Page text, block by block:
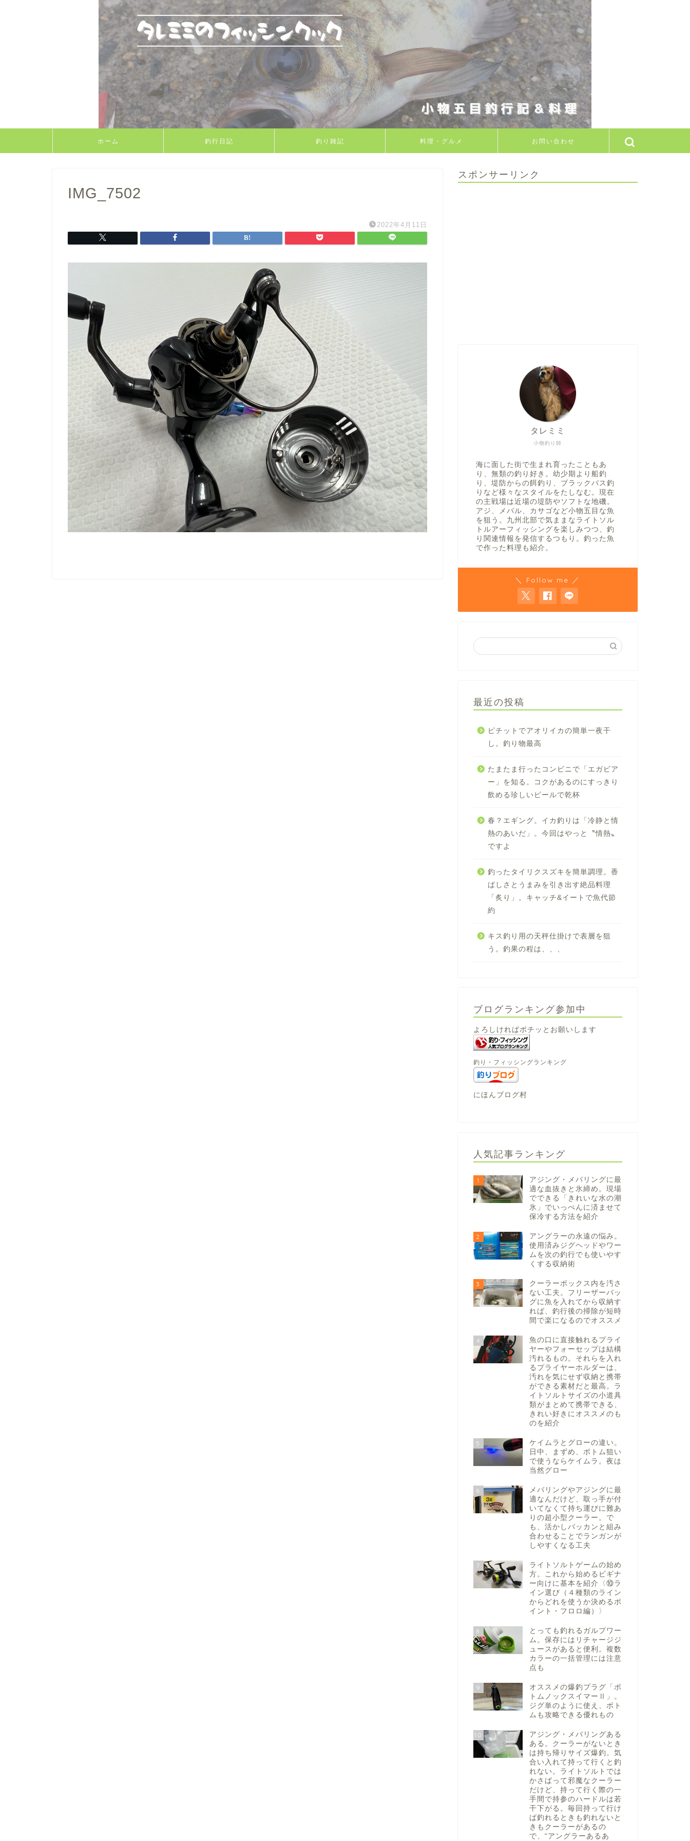
ホーム 釣行日記 釣り雑記 料理・グルメ お問い合わせ
IMG_7502
2022年4月11日
スポンサーリンク
小物釣り師
タレミミ
海に面した街で生まれ育ったこともあ
り、無類の釣り好き。幼少期より船釣
り、堤防からの餌釣り、ブラックバス釣
りなど様々なスタイルをたしなむ。現在
の主戦場は近場の堤防やソフトな地磯。
アジ、メバル、カサゴなど小物五目な魚
を狙う。九州北部で気ままなライトソル
トルアーフィッシングを楽しみつつ、釣
り関連情報を発信するつもり。釣った魚
で作った料理も紹介。
＼ Follow me ／
最近の投稿
ピチットでアオリイカの簡単一夜干
し。釣り物最高
たまたま行ったコンビニで「エガビア
ー」を知る。コクがあるのにすっきり
飲める珍しいビールで乾杯
春？エギング。イカ釣りは「冷静と情
熱のあいだ」。今回はやっと〝情熱〟
ですよ
釣ったタイリクスズキを簡単調理。香
ばしさとうまみを引き出す絶品料理
「炙り」。キャッチ&イートで魚代節
約
キス釣り用の天秤仕掛けで表層を狙
う。釣果の程は、、、
ブログランキング参加中
よろしければポチッとお願いします
釣り・フィッシングランキング
にほんブログ村
人気記事ランキング
1
アジング・メバリングに最
適な血抜きと氷締め。現場
でできる「きれいな水の潮
氷」でいっぺんに済ませて
保冷する方法を紹介
2
アングラーの永遠の悩み。
使用済みジグヘッドやワー
ムを次の釣行でも使いやす
くする収納術
3
クーラーボックス内を汚さ
ない工夫。フリーザーバッ
グに魚を入れてから収納す
れば、釣行後の掃除が短時
間で楽になるのでオススメ
4
魚の口に直接触れるプライ
ヤーやフォーセップは結構
汚れるもの。それらを入れ
るプライヤーホルダーは、
汚れを気にせず収納と携帯
ができる素材だと最高。ラ
イトソルトサイズの小道具
類がまとめて携帯できる、
きれい好きにオススメのも
のを紹介
5
ケイムラとグローの違い。
日中、まずめ、ボトム狙い
で使うならケイムラ。夜は
当然グロー
6
メバリングやアジングに最
適なんだけど、取っ手が付
いてなくて持ち運びに難あ
りの超小型クーラー。で
も、活かしバッカンと組み
合わせることでランガンが
しやすくなる工夫
7
ライトソルトゲームの始め
方。これから始めるビギナ
ー向けに基本を紹介〈⑩ラ
イン選び（４種類のライン
からどれを使うか決めるポ
イント・フロロ編）〉
8
とっても釣れるガルプワー
ム。保存にはリチャージジ
ュースがあると便利。複数
カラーの一括管理には注意
点も
9
オススメの爆釣プラグ「ボ
トムノックスイマーⅡ」。
ジグ単のように使え、ボト
ムも攻略できる優れもの
10
アジング・メバリングある
ある。クーラーがないとき
は持ち帰りサイズ爆釣。気
合い入れて持って行くと釣
れない。ライトソルトでは
かさばって邪魔なクーラー
だけど、持って行く際の一
手間で持参のハードルは若
干下がる。毎回持って行け
ば釣れるときも釣れないと
きもクーラーがあるの
で、“アングラーあるあ